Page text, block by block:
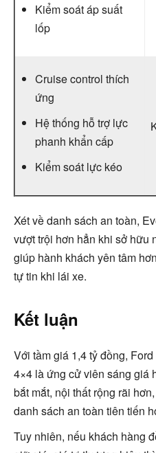
Kiểm soát áp suất
lốp
Cruise control thích
ứng
Hệ thống hỗ trợ lực
phanh khẩn cấp
Kiểm soát lực kéo
Xét về danh sách an toàn,
vượt trội hơn hẳn khi sở hữu
giúp hành khách yên tâm
tự tin khi lái xe.
Kết luận
Với tầm giá 1,4 tỷ đồng,
4×4 là ứng cử viên sáng giá
bắt mắt, nội thất rộng rãi
danh sách an toàn tiên tiến
Tuy nhiên, nếu khách hàng